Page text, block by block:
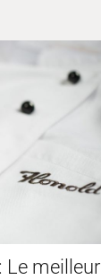
Le meilleur